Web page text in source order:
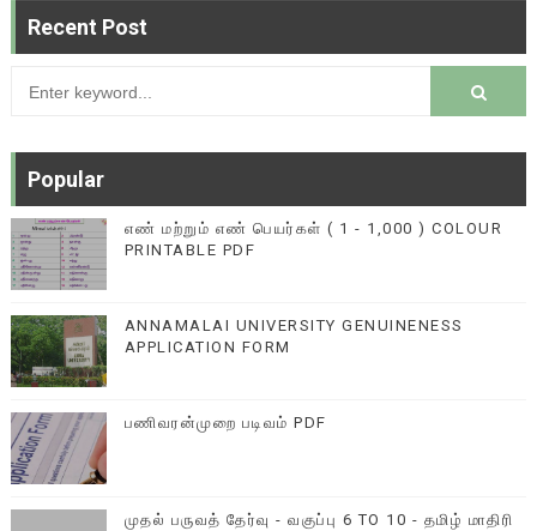
Recent Post
Popular
எண் மற்றும் எண் பெயர்கள் ( 1 - 1,000 ) COLOUR
PRINTABLE PDF
ANNAMALAI UNIVERSITY GENUINENESS
APPLICATION FORM
பணிவரன்முறை படிவம் PDF
முதல் பருவத் தேர்வு - வகுப்பு 6 TO 10 - தமிழ் மாதிரி